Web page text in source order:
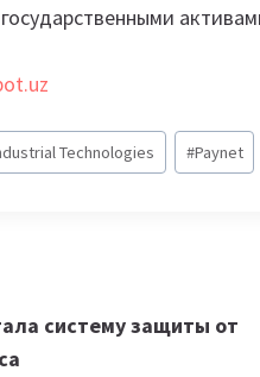
Technologies #Paynet
систему защиты от